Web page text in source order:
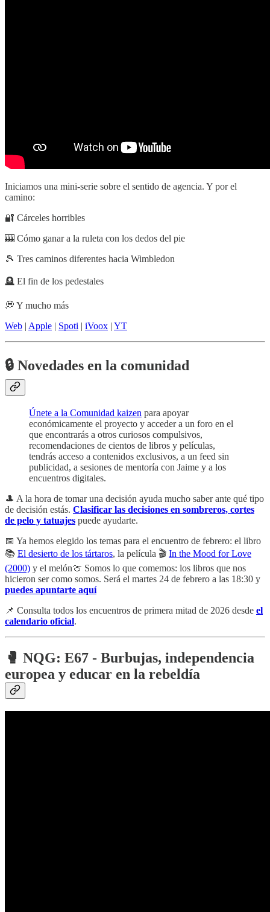
Iniciamos una mini-serie sobre el sentido de agencia. Y por el
camino:
🔐 Cárceles horribles
🎰 Cómo ganar a la ruleta con los dedos del pie
🎾 Tres caminos diferentes hacia Wimbledon
🪦 El fin de los pedestales
💭 Y mucho más
Web | Apple | Spoti | iVoox | YT
🔒 Novedades en la comunidad
Únete a la Comunidad kaizen para apoyar
económicamente el proyecto y acceder a un foro en el
que encontrarás a otros curiosos compulsivos,
recomendaciones de cientos de libros y películas,
tendrás acceso a contenidos exclusivos, a un feed sin
publicidad, a sesiones de mentoría con Jaime y a los
encuentros digitales.
🎩 A la hora de tomar una decisión ayuda mucho saber ante qué tipo
de decisión estás. Clasificar las decisiones en sombreros, cortes
de pelo y tatuajes puede ayudarte.
📅 Ya hemos elegido los temas para el encuentro de febrero: el libro
📚 El desierto de los tártaros, la película 🎬 In the Mood for Love
(2000) y el melón🍈 Somos lo que comemos: los libros que nos
hicieron ser como somos. Será el martes 24 de febrero a las 18:30 y
puedes apuntarte aquí
📌 Consulta todos los encuentros de primera mitad de 2026 desde el
calendario oficial.
🥊 NQG: E67 - Burbujas, independencia
europea y educar en la rebeldía